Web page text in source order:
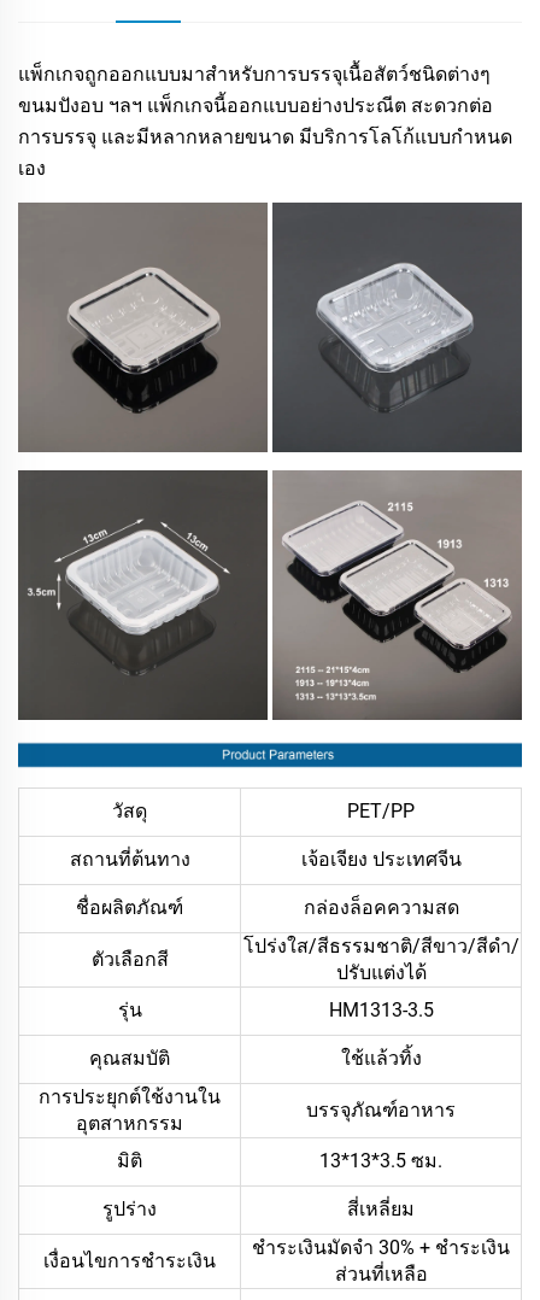
แพ็กเกจถูกออกแบบมาสำหรับการบรรจุเนื้อสัตว์ชนิดต่างๆ
ขนมปังอบ ฯลฯ แพ็กเกจนี้ออกแบบอย่างประณีต สะดวกต่อ
การบรรจุ และมีหลากหลายขนาด มีบริการโลโก้แบบกำหนด
เอง
วัสดุ PET/PP
สถานที่ต้นทาง เจ้อเจียง ประเทศจีน
ชื่อผลิตภัณฑ์ กล่องล็อคความสด
ตัวเลือกสี
โปร่งใส/สีธรรมชาติ/สีขาว/สีดำ/
ปรับแต่งได้
รุ่น
HM1313-3.5
คุณสมบัติ
ใช้แล้วทิ้ง
การประยุกต์ใช้งานใน
อุตสาหกรรม
บรรจุภัณฑ์อาหาร
มิติ 13*13*3.5 ซม.
รูปร่าง สี่เหลี่ยม
เงื่อนไขการชำระเงิน
ชำระเงินมัดจำ 30% + ชำระเงิน
ส่วนที่เหลือ